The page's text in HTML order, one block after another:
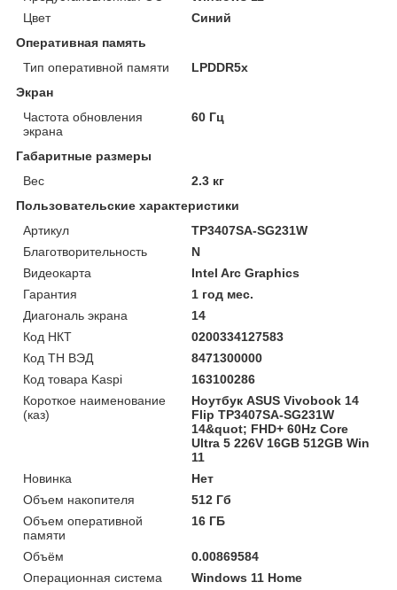
Цвет
Синий
Оперативная память
Тип оперативной памяти
LPDDR5x
Экран
Частота обновления
экрана
60 Гц
Габаритные размеры
Вес
2.3 кг
Пользовательские характеристики
Артикул
TP3407SA-SG231W
Благотворительность
N
Видеокарта
Intel Arc Graphics
Гарантия
1 год мес.
Диагональ экрана
14
Код НКТ
0200334127583
Код ТН ВЭД
8471300000
Код товара Kaspi
163100286
Короткое наименование
(каз)
Ноутбук ASUS Vivobook 14
Flip TP3407SA-SG231W
14&quot; FHD+ 60Hz Core
Ultra 5 226V 16GB 512GB Win
11
Новинка
Нет
Объем накопителя
512 Гб
Объем оперативной
памяти
16 ГБ
Объём
0.00869584
Операционная система
Windows 11 Home